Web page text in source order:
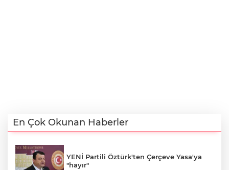
En Çok Okunan Haberler
YENİ Partili Öztürk'ten Çerçeve Yasa'ya
"hayır"